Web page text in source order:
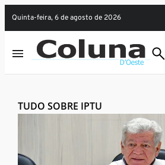
quinta-feira, 6 de agosto de 2026
TUDO SOBRE IPTU